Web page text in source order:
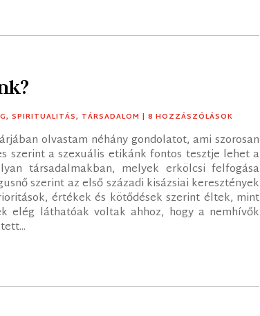
,SPIRITUALITÁS, TÁRSADALOM | 8 HOZZÁSZÓLÁSOK
olvastam néhány gondolatot, ami szorosan
szerint a szexuális etikánk fontos tesztje lehet a
társadalmakban, melyek erkölcsi felfogása
szerint az első századi kisázsiai keresztények
értékek és kötődések szerint éltek, mint
elég láthatóak voltak ahhoz, hogy a nemhívők